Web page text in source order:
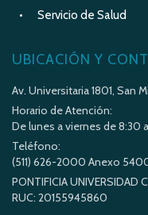
Servicio de Salud
UBICACIÓN Y
Av. Universitaria 1801, San
Horario de Atención:
De lunes a viernes de 8:30
Teléfono:
(511) 626-2000 Anexo
PONTIFICIA UNIVERSIDAD
RUC: 20155945860